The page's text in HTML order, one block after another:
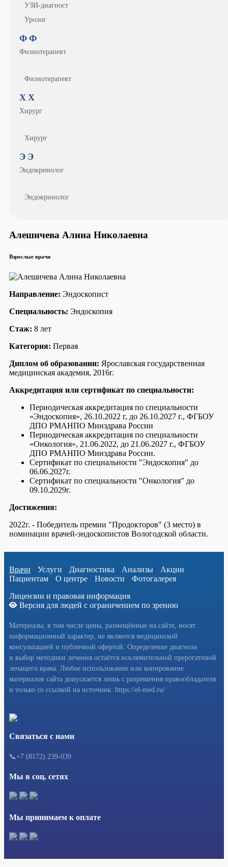
УЗИ-диагност
Уролог
Ф Ф
Физиотерапевт
Физиотерапевт
Х Х
Хирург
Хирург
Э Э
Эндокринолог
Эндокринолог
Алешичева Алина Николаевна
Взрослые врачи
Направление: Эндоскопист
Специальность: Эндоскопия
Стаж: 8 лет
Категория: Первая
Диплом об образовании: Ярославская государственная
медицинская академия, 2016г.
Аккредитация или сертификат по специальности:
Периодическая аккредитация по специальности
«Эндоскопия», 26.10.2022 г, до 26.10.2027 г., ФГБОУ
ДПО РМАНПО Минздрава России
Периодическая аккредитация по специальности
«Онкология», 21.06.2022, до 21.06.2027 г., ФГБОУ
ДПО РМАНПО Минздрава России.
Сертификат по специальности "Эндоскопия" до
06.06.2027г.
Сертификат по специальности "Онкология" до
09.10.2029г.
Достижения:
2022г. - Победитель премии "Продокторов" (3 место) в
номинации врачей-эндоскопистов Вологодской области.
Врачи Услуги Диагностика Анализы
Акции
Пациентам
О центре Новости
Фотогалерея
Лицензии и правовая информация
Версия для людей с ограничением по зрению
Материалы, в том числе цены, размещённые на сайте, носят
информационный характер, не являются медицинской
консультацией и публичной офертой. Определение диагноза
и выбор методики лечения остаётся исключительной прерогативой
лечащего врача. Любое использование или копирование
материалов сайта допускается лишь с разрешения правообладателя
и только со ссылкой на источник: https://el-med.ru/
Связаться с нами
📞+7 (8172) 239-039
Мы в соц. сетях
Мы принимаем к оплате